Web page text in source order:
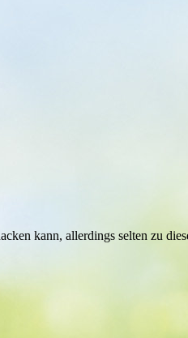
kann, allerdings selten zu